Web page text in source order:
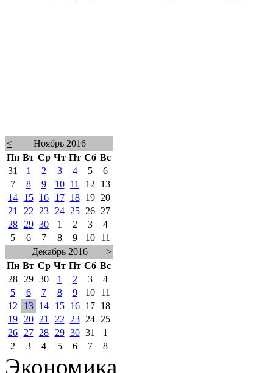
<
Ноябрь 2016
Пн Вт Ср Чт Пт Сб Вс
31
1 2 3 4 5
6
7
8 9 10 11 12
13
14
15 16 17 18 19
20
21
22 23 24 25 26
27
28
29 30 1 2 3
4
5
6 7 8 9 10
11
Декабрь 2016
>
Пн Вт Ср Чт Пт Сб Вс
28
29 30 1 2 3
4
5
6 7 8 9 10
11
12
13 14 15 16 17
18
19
20 21 22 23 24
25
26
27 28 29 30 31
1
2
3 4 5 6 7 8
Экономика